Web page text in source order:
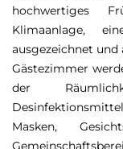
hochwertiges
Klimaanlage,
ausgezeichnet und
Gästezimmer
der
Masken,